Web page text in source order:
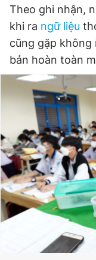
Sản phẩm khác
Tiện ích
Thông tin tòa
Đọc Thanh Niên
Theo dõi báo trên
Theo ghi nhận,
khi ra ngữ liệu
cũng gặp không
bản hoàn toàn